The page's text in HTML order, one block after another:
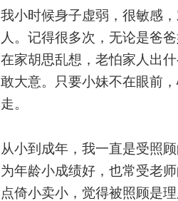
我小时候身子虚弱，很敏感
人。记得很多次，无论是爸
在家胡思乱想，老怕家人出
敢大意。只要小妹不在眼前
走。
从小到成年，我一直是受照
为年龄小成绩好，也常受老
点倚小卖小，觉得被照顾是